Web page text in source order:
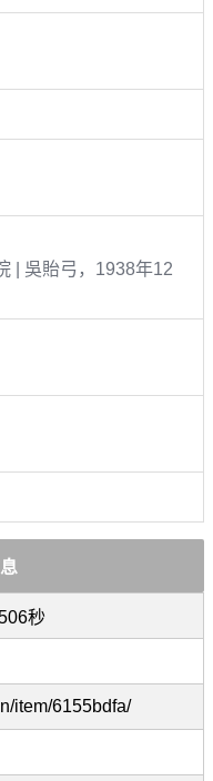
| 吳貽弓，1938年12
秒
item/6155bdfa/